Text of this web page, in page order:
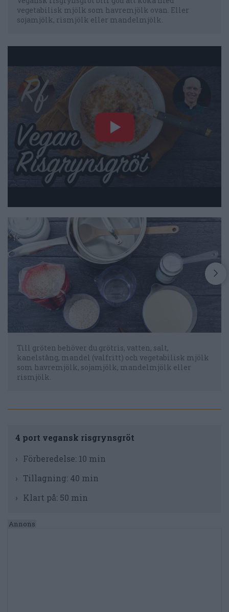
vegetabilisk mjölk som havremjölk ovan. Eller
sojamjölk, rismjölk eller mandelmjölk.
Till gröten behöver du grötris, vatten, salt,
kanelstång, mandel (valfritt) och vegetabilisk mjölk
som havremjölk, sojamjölk, mandelmjölk eller
rismjölk.
4 port vegansk risgrynsgröt
Förberedelse: 10 min
Tillagning: 40 min
Klart på: 50 min